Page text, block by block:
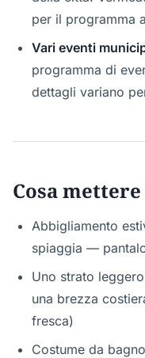
per il programma
Vari eventi
programma di
dettagli variano
Cosa
Abbigliamento
spiaggia —
Uno strato
una brezza
fresca)
Costume da